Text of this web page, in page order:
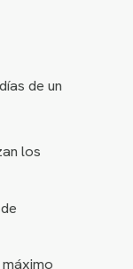
de un
los